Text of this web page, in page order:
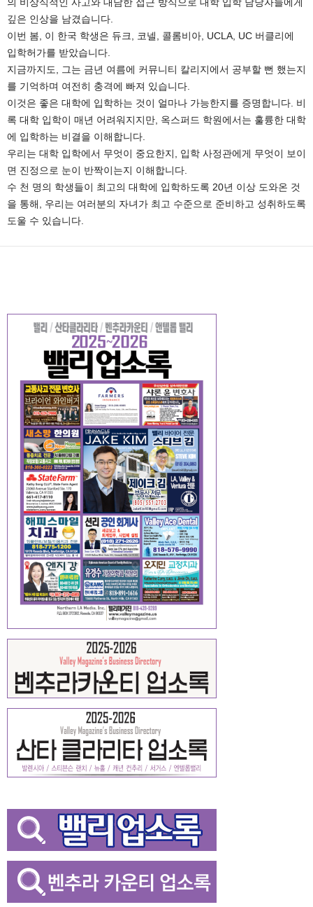
깊은 인상을 남겼습니다.
이번 봄, 이 한국 학생은 듀크, 코넬, 콜롬비아, UCLA, UC 버클리에
입학허가를 받았습니다.
지금까지도, 그는 금년 여름에 커뮤니티 칼리지에서 공부할 뻔 했는지
를 기억하며 여전히 충격에 빠져 있습니다.
이것은 좋은 대학에 입학하는 것이 얼마나 가능한지를 증명합니다. 비
록 대학 입학이 매년 어려워지지만, 옥스퍼드 학원에서는 훌륭한 대학
에 입학하는 비결을 이해합니다.
우리는 대학 입학에서 무엇이 중요한지, 입학 사정관에게 무엇이 보이
면 진정으로 눈이 반짝이는지 이해합니다.
수 천 명의 학생들이 최고의 대학에 입학하도록 20년 이상 도와온 것
을 통해, 우리는 여러분의 자녀가 최고 수준으로 준비하고 성취하도록
도울 수 있습니다.